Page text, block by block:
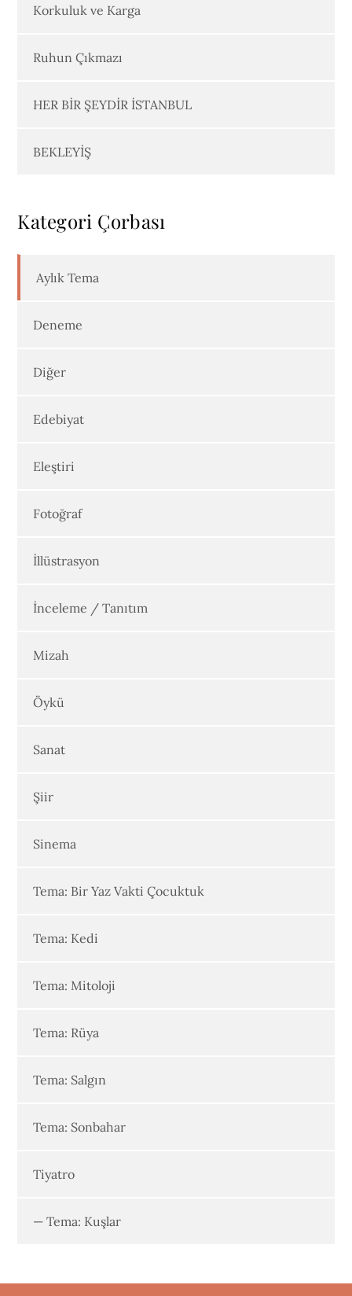
Korkuluk ve Karga
Ruhun Çıkmazı
HER BİR ŞEYDİR İSTANBUL
BEKLEYİŞ
Kategori Çorbası
Aylık Tema
Deneme
Diğer
Edebiyat
Eleştiri
Fotoğraf
İllüstrasyon
İnceleme / Tanıtım
Mizah
Öykü
Sanat
Şiir
Sinema
Tema: Bir Yaz Vakti Çocuktuk
Tema: Kedi
Tema: Mitoloji
Tema: Rüya
Tema: Salgın
Tema: Sonbahar
Tiyatro
— Tema: Kuşlar